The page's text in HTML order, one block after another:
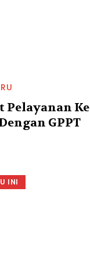
Pelayanan Ke
GPPT
INI